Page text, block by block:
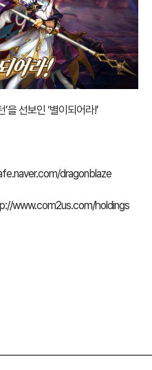
을 선보인 ‘별이되어라!’
dragonblaze
www.com2us.com/holdings